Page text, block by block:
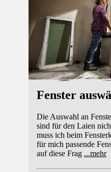
Fenster
Die Auswahl an
sind für den Laien
muss ich beim
für mich passende
auf diese Frag ...mehr